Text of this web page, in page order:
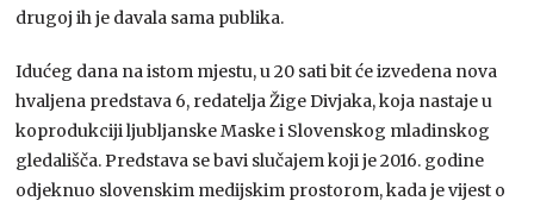
drugoj ih je davala sama publika.
Idućeg dana na istom mjestu, u 20 sati bit će izvedena nova
hvaljena predstava 6, redatelja Žige Divjaka, koja nastaje u
koprodukciji ljubljanske Maske i Slovenskog mladinskog
gledališča. Predstava se bavi slučajem koji je 2016. godine
odjeknuo slovenskim medijskim prostorom, kada je vijest o